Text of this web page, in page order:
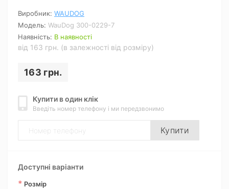
Виробник: WAUDOG
Модель: WauDog 300-0229-7
Наявність: В наявності
від 163 грн. (в залежності від розміру)
163 грн.
Купити в один клік
Введіть номер телефону і ми передзвонимо
Купити
Доступні варіанти
* Розмір